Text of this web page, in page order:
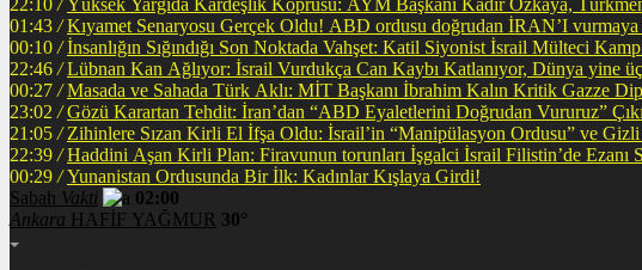
22:10 / Yüksek Yargıda Kardeşlik Köprüsü: AYM Başkanı Kadir Özkaya,
01:43 /
Kıyamet Senaryosu Gerçek Oldu! ABD ordusu doğrudan İRAN’I
00:10 / İnsanlığın Sığındığı Son Noktada Vahşet: Katil Siyonist İsrail Mülteci
22:46 / Lübnan Kan Ağlıyor: İsrail Vurdukça Can Kaybı Katlanıyor, Dünya yine
00:27 / Masada ve Sahada Türk Aklı: MİT Başkanı İbrahim Kalın Kritik Gazze
23:02 / Gözü Karartan Tehdit: İran’dan “ABD Eyaletlerini Doğrudan Vururuz”
21:05 / Zihinlere Sızan Kirli El İfşa Oldu: İsrail’in “Manipülasyon Ordusu” ve
22:39 /
Haddini Aşan Kirli Plan: Firavunun
00:29 / Yunanistan Ordusunda Bir İlk: Kadınlar Kışlaya Girdi!
Sabah Vakti
02:00
Ankara HAFİF YAĞMUR 30°